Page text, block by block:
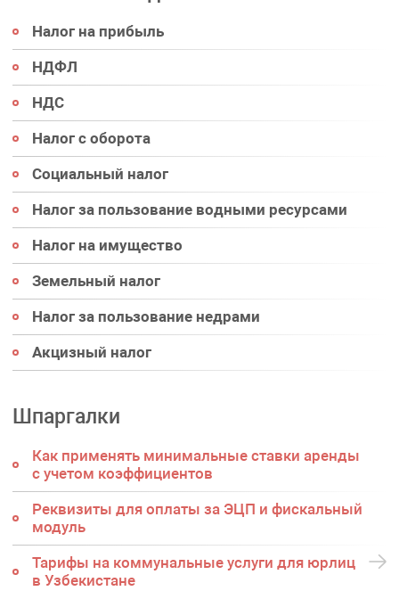
Налог на прибыль
НДФЛ
НДС
Налог с оборота
Социальный налог
Налог за пользование водными ресурсами
Налог на имущество
Земельный налог
Налог за пользование недрами
Акцизный налог
Шпаргалки
Как применять минимальные ставки аренды
с учетом коэффициентов
Реквизиты для оплаты за ЭЦП и фискальный
модуль
Тарифы на коммунальные услуги для юрлиц
в Узбекистане